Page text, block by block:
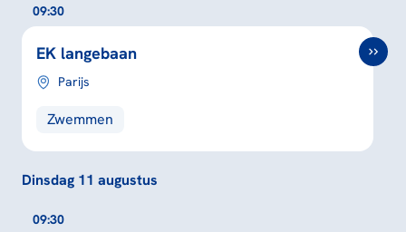
09:30
EK langebaan
Parijs
Zwemmen
Dinsdag 11 augustus
09:30